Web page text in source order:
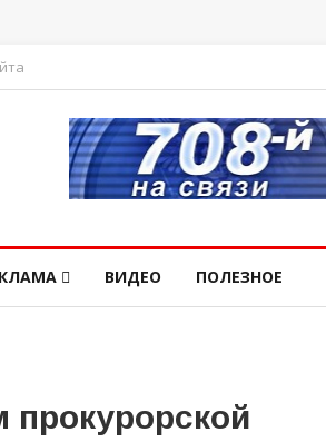
ВИДЕО ПОЛЕЗНОЕ
прокурорской